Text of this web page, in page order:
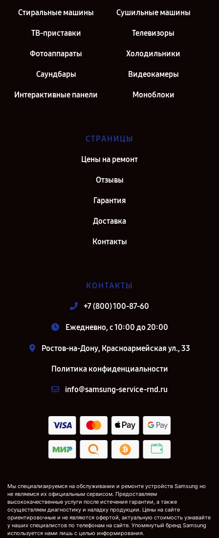
Стиральные машины Сушильные машины
ТВ-приставки Телевизоры
Фотоаппараты Холодильники
Саундбары Видеокамеры
Интерактивные панели Моноблоки
СТРАНИЦЫ
Цены на ремонт
Отзывы
Гарантия
Доставка
Контакты
КОНТАКТЫ
+7 (800) 100-87-60
Ежедневно, с 10:00 до 20:00
Ростов-на-Дону, Красноармейская ул., 33
Политика конфиденциальности
info@samsung-service-rnd.ru
Мы специализируемся на обслуживании и ремонте устройств Samsung но
не являемся их официальным сервисом. Предоставляем
высококачественные услуги после истечения гарантии, а также
осуществляем диагностику и наладку продукции. Цены на сайте
ориентировочные и не являются офертой, актуальную стоимость узнавайте
у наших специалистов по телефонам на сайте. Упомянутый бренд Samsung
используется нами лишь с целью информирования.